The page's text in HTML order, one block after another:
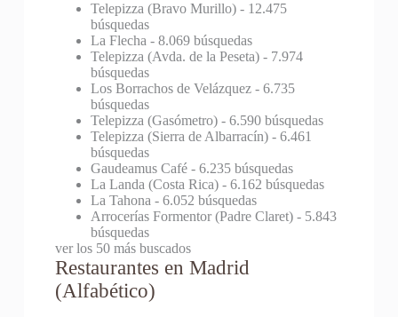
Telepizza (Bravo Murillo)- 12.475
búsquedas
La Flecha - 8.069 búsquedas
Telepizza (Avda. de la Peseta)- 7.974
búsquedas
Los Borrachos de Velázquez- 6.735
búsquedas
Telepizza (Gasómetro)- 6.590 búsquedas
Telepizza (Sierra de Albarracín)- 6.461
búsquedas
Gaudeamus Café- 6.235 búsquedas
La Landa (Costa Rica)- 6.162 búsquedas
La Tahona - 6.052 búsquedas
Arrocerías Formentor (Padre Claret)- 5.843
búsquedas
ver los 50 más buscados
Restaurantes en Madrid
(Alfabético)